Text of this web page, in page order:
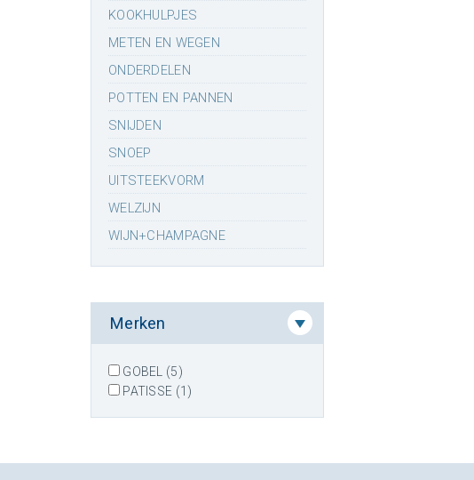
KOOKHULPJES
METEN EN WEGEN
ONDERDELEN
POTTEN EN PANNEN
SNIJDEN
SNOEP
UITSTEEKVORM
WELZIJN
WIJN+CHAMPAGNE
Merken
GOBEL (5)
PATISSE (1)